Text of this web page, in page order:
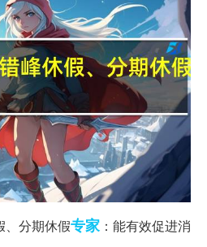
、分期休假专家 ：能有效促进消